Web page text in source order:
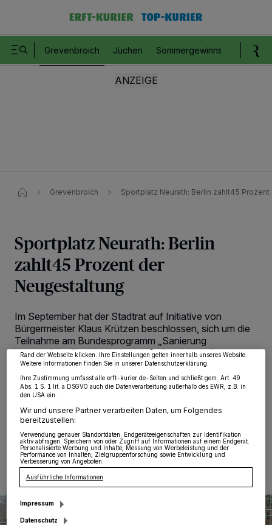
Grevenbroich Jüchen Sommergewinnspiel
Grevenbroich Sportplatz Neurath: Berlin zahlt45
Sportplatz Neurath: Berlin
zahlt45 Prozent der
Neugestaltung
Im September hat der Stadtrat auf Initiative von
Bürgermeister Klaus Krützen beschlossen, sich um die
Teilnahme am Bundesprogramm „Sanierung
kommunaler Einrichtungen in den Bereichen Sport,
Jugend und Kultur“ zu bewerben. Grevenbroich hat
dazu das Projekt „gemeinsame Sportanlage
Neurath/Frimmersdorf“ eingereicht.
12.04.2019 , 09:56 Uhr Eine Minute Lesezeit
Wir und unsere218-Partner speichern und greifen auf personenbezogene Daten
wie Browserdaten oder eindeutige Kennungen auf Ihrem Gerät zu. Durch Auswahl
Partner verarbeiten Daten, um Ihnen Dienste bereitzustellen“ aufgeführten
Zwecke. Wenn Tracker deaktiviert sind, sind manche Inhalte und Anzeigen
möglicherweise nicht mehr so relevant für Sie. Sie können dieses Menü jederzeit
wieder aufrufen, um Ihre Einstellungen zu ändern oder Ihre Einwilligung zu
widerrufen, indem Sie auf den Link Einstellungen oder Ablehnen am unteren
Rand der Webseite klicken. Ihre Einstellungen gelten innerhalb unseres Website.
Weitere Informationen finden Sie in unserer Datenschutzerklärung.
Ihre Zustimmung umfasst alle erft-kurier.de-Seiten und schließt gem. Art. 49
Abs. 1 S. 1 lit. a DSGVO auch die Datenverarbeitung außerhalb des EWR, z.B. in
den USA ein.
Wir und unsere Partner verarbeiten Daten, um Folgendes
bereitzustellen:
Verwendung genauer Standortdaten. Endgeräteeigenschaften zur Identifikation
aktiv abfragen. Speichern von oder Zugriff auf Informationen auf einem Endgerät.
Personalisierte Werbung und Inhalte, Messung von Werbeleistung und der
Performance von Inhalten, Zielgruppenforschung sowie Entwicklung und
Verbesserung von Angeboten.
Ausführliche Informationen
Impressum
Datenschutz